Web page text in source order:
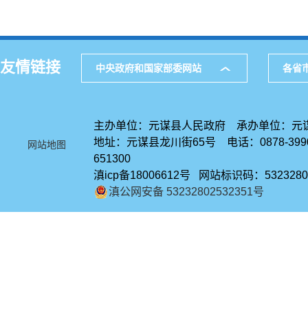
友情链接 中央政府和国家部委网站 各省
网站地图
主办单位：元谋县人民政府 承办单位：元
地址：元谋县龙川街65号 电话：0878-
651300
滇icp备18006612号 网站标识码：
滇公网安备 53232802532351号